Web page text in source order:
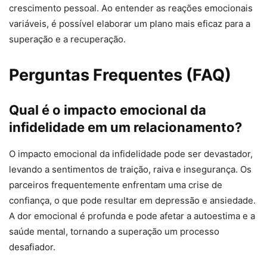
crescimento pessoal. Ao entender as reações emocionais
variáveis, é possível elaborar um plano mais eficaz para a
superação e a recuperação.
Perguntas Frequentes (FAQ)
Qual é o impacto emocional da
infidelidade em um relacionamento?
O impacto emocional da infidelidade pode ser devastador,
levando a sentimentos de traição, raiva e insegurança. Os
parceiros frequentemente enfrentam uma crise de
confiança, o que pode resultar em depressão e ansiedade.
A dor emocional é profunda e pode afetar a autoestima e a
saúde mental, tornando a superação um processo
desafiador.